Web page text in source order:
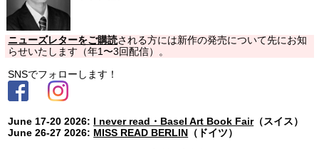
ニューズレターをご購読される方には新作の発売について先にお知
らせいたします（年1〜3回配信）。
SNSでフォローします！
June 17-20 2026: I never read・Basel Art Book Fair（スイス）
June 26-27 2026: MISS READ BERLIN （ドイツ）